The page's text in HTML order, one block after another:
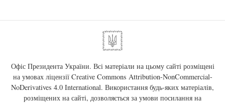
Офіс Президента України. Всі матеріали на цьому сайті розміщені
на умовах ліцензії Creative Commons Attribution-NonCommercial-
NoDerivatives 4.0 International. Використання будь-яких матеріалів,
розміщених на сайті, дозволяється за умови посилання на